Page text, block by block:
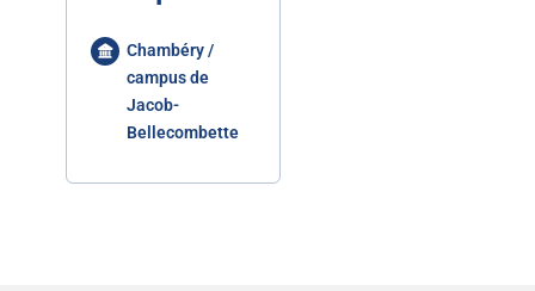
Chambéry /
campus de
Jacob-
Bellecombette